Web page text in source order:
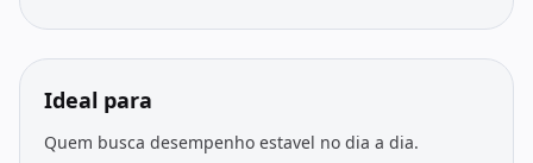
Ideal para
Quem busca desempenho estavel no dia a dia.